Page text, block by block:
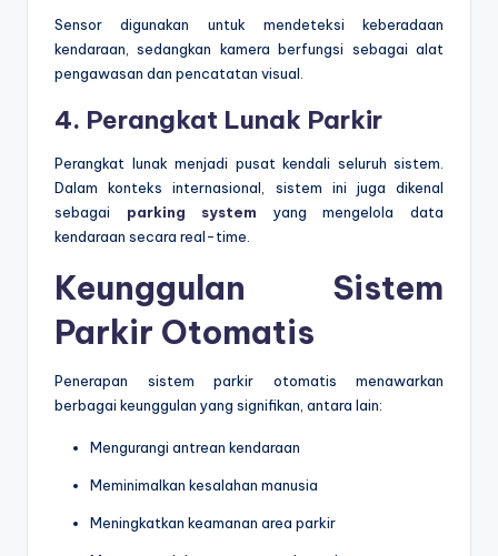
Sensor digunakan untuk mendeteksi keberadaan
kendaraan, sedangkan kamera berfungsi sebagai alat
pengawasan dan pencatatan visual.
4. Perangkat Lunak Parkir
Perangkat lunak menjadi pusat kendali seluruh sistem.
Dalam konteks internasional, sistem ini juga dikenal
sebagai parking system yang mengelola data
kendaraan secara real-time.
Keunggulan Sistem
Parkir Otomatis
Penerapan sistem parkir otomatis menawarkan
berbagai keunggulan yang signifikan, antara lain:
Mengurangi antrean kendaraan
Meminimalkan kesalahan manusia
Meningkatkan keamanan area parkir